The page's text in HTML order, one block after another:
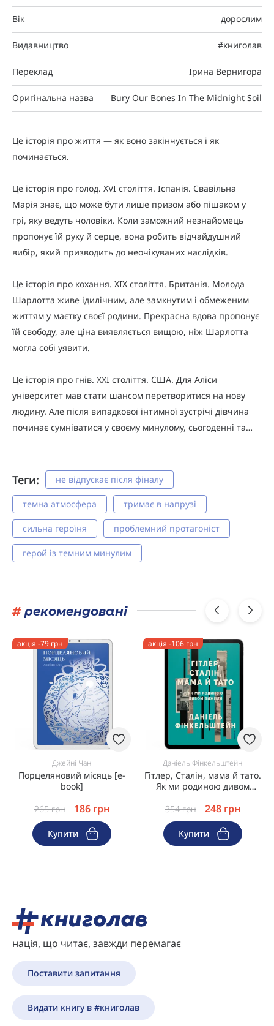
Вік дорослим
Видавництво #книголав
Переклад Ірина Вернигора
Оригінальна назва Bury Our Bones In The Midnight Soil
Це історія про життя — як воно закінчується і як
починається.
Це історія про голод. XVI століття. Іспанія. Свавільна
Марія знає, що може бути лише призом або пішаком у
грі, яку ведуть чоловіки. Коли заможний незнайомець
пропонує їй руку й серце, вона робить відчайдушний
вибір, який призводить до неочікуваних наслідків.
Це історія про кохання. XIX століття. Британія. Молода
Шарлотта живе ідилічним, але замкнутим і обмеженим
життям у маєтку своєї родини. Прекрасна вдова пропонує
їй свободу, але ціна виявляється вищою, ніж Шарлотта
могла собі уявити.
Це історія про гнів. XXI століття. США. Для Аліси
університет мав стати шансом перетворитися на нову
людину. Але після випадкової інтимної зустрічі дівчина
починає сумніватися у своєму минулому, сьогоденні та…
Теги: не відпускає після фіналу
темна атмосфера тримає в напрузі
сильна героїня проблемний протагоніст
герой із темним минулим
#рекомендовані
акція -79 грн
Джейні Чан
Порцеляновий місяць [e-
book]
265грн 186 грн
Купити
акція -106 грн
Даніель Фінкельштейн
Гітлер, Сталін, мама й тато.
Як ми родиною дивом
354грн 248 грн
Купити
нація, що читає, завжди перемагає
Поставити запитання
Видати книгу в #книголав